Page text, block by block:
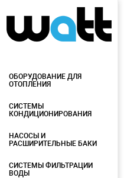
ОБОРУДОВАНИЕ ДЛЯ
ОТОПЛЕНИЯ
СИСТЕМЫ
КОНДИЦИОНИРОВАНИЯ
НАСОСЫ И
РАСШИРИТЕЛЬНЫЕ БАКИ
СИСТЕМЫ ФИЛЬТРАЦИИ
ВОДЫ